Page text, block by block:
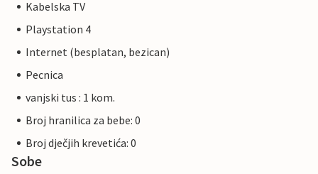
Kabelska TV
Playstation 4
Internet (besplatan, bezican)
Pecnica
vanjski tus : 1 kom.
Broj hranilica za bebe: 0
Broj dječjih krevetića: 0
Sobe